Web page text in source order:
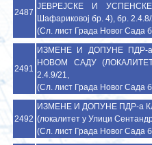
2487
ЈЕВРЕЈСКЕ И
Шафариковој бр. 4), бр.
(Сл. лист Града Новог Сада
2491
ИЗМЕНЕ И ДОПУНЕ
НОВОМ САДУ
2.4.9/21,
(Сл. лист Града Новог Сада
2492
ИЗМЕНЕ И ДОПУНЕ ПДР-а
(локалитет у Улици
(Сл. лист Града Новог Сада